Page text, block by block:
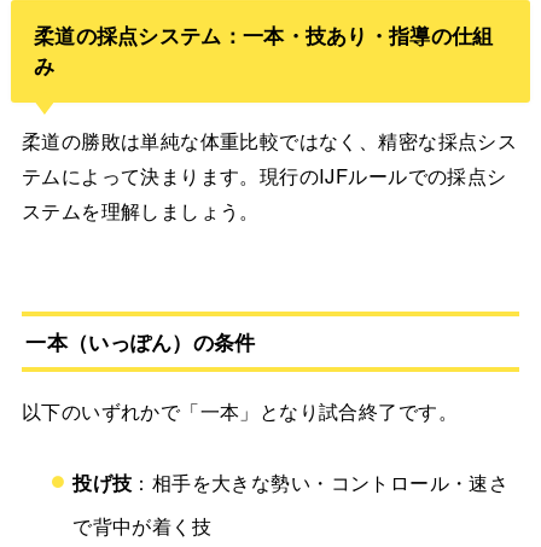
柔道の採点システム：一本・技あり・指導の仕組
み
柔道の勝敗は単純な体重比較ではなく、精密な採点シス
テムによって決まります。現行のIJFルールでの採点シ
ステムを理解しましょう。
一本（いっぽん）の条件
以下のいずれかで「一本」となり試合終了です。
投げ技 ：相手を大きな勢い・コントロール・速さ
で背中が着く技